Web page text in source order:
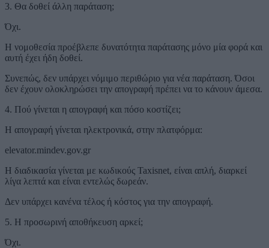
3. Θα δοθεί άλλη παράταση;
Όχι.
Η νομοθεσία προέβλεπε δυνατότητα παράτασης μόνο μία φορά και
αυτή έχει ήδη δοθεί.
Συνεπώς, δεν υπάρχει νόμιμο περιθώριο για νέα παράταση. Όσοι
δεν έχουν ολοκληρώσει την απογραφή πρέπει να το κάνουν άμεσα.
4. Πού γίνεται η απογραφή και πόσο κοστίζει;
Η απογραφή γίνεται ηλεκτρονικά, στην πλατφόρμα:
elevator.mindev.gov.gr
Η διαδικασία γίνεται με κωδικούς Taxisnet, είναι απλή, διαρκεί
λίγα λεπτά και είναι εντελώς δωρεάν.
Δεν υπάρχει κανένα τέλος ή κόστος για την απογραφή.
5. Η προσωρινή αποθήκευση αρκεί;
Όχι.